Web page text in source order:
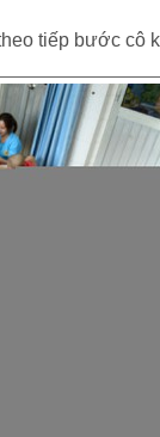
tiếp bước cô